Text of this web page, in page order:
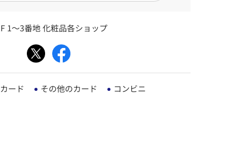
1～3番地 化粧品各ショップ
ード その他のカード コンビニ